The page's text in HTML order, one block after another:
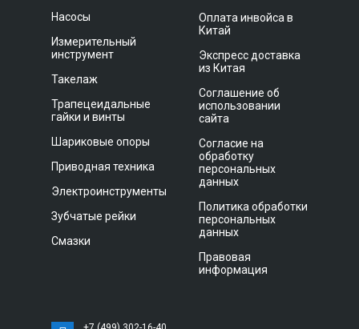
Насосы
Измерительный
инструмент
Такелаж
Трапецеидальные
гайки и винты
Шариковые опоры
Приводная техника
Электроинструменты
Зубчатые рейки
Смазки
Оплата инвойса в
Китай
Экспресс доставка
из Китая
Соглашение об
использовании
сайта
Согласие на
обработку
персональных
данных
Политика обработки
персональных
данных
Правовая
информация